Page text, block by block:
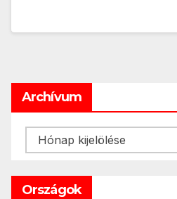
Archívum
Archívum
Országok